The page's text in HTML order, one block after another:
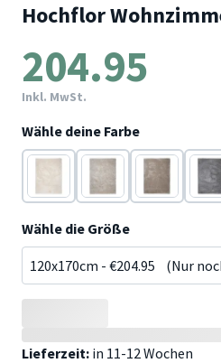
Hochflor
204.95
Inkl. MwSt.
Wähle deine Farbe
Creme Beige Taupe Grau
Wähle die Größe
Lieferzeit: in 11-12 Wochen